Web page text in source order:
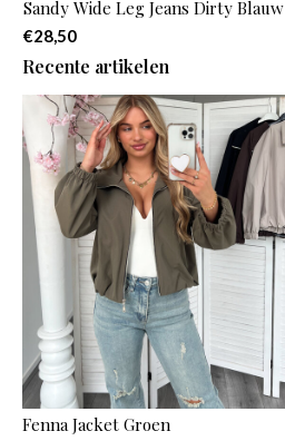
Sandy Wide Leg Jeans Dirty Blauw
€28,50
Recente artikelen
Fenna Jacket Groen